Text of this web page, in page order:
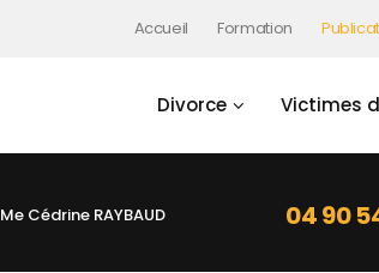
Accueil Formation
Divorce Victimes
Me Cédrine RAYBAUD 04 90